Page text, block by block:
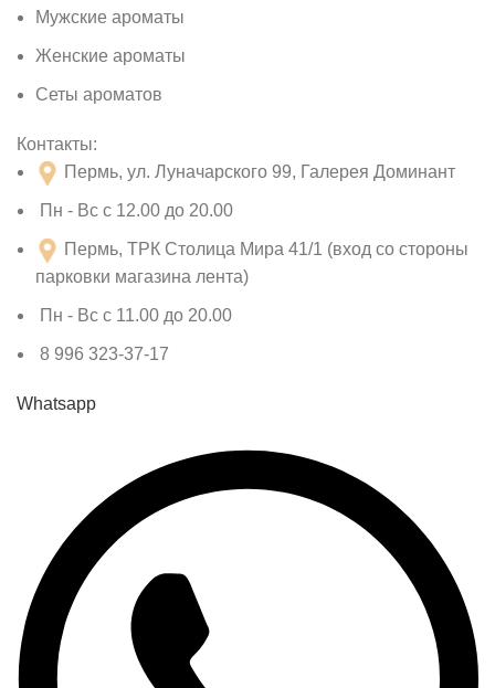
Мужские ароматы
Женские ароматы
Сеты ароматов
Контакты:
Пермь, ул. Луначарского 99, Галерея Доминант
Пн - Вс с 12.00 до 20.00
Пермь, ТРК Столица Мира 41/1 (вход со стороны
парковки магазина лента)
Пн - Вс с 11.00 до 20.00
8 996 323-37-17
Whatsapp